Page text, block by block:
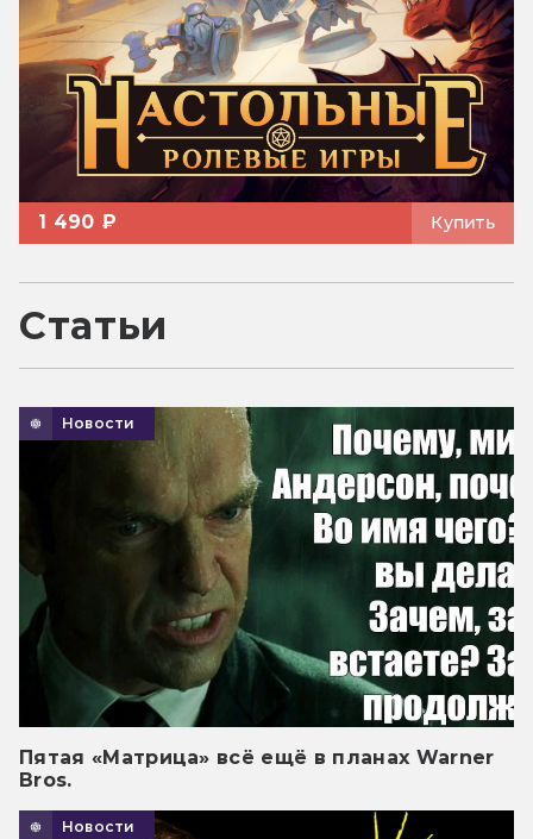
1 490 ₽ Купить
Статьи
Новости
Пятая «Матрица» всё ещё в планах Warner
Bros.
Новости